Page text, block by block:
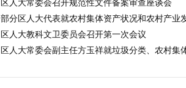
区人大常委会召开规范性文件备案审查座谈会
部分区人大代表就农村集体资产状况和农村产业
区人大教科文卫委员会召开第一次会议
区人大常委会副主任方玉祥就垃圾分类、农村